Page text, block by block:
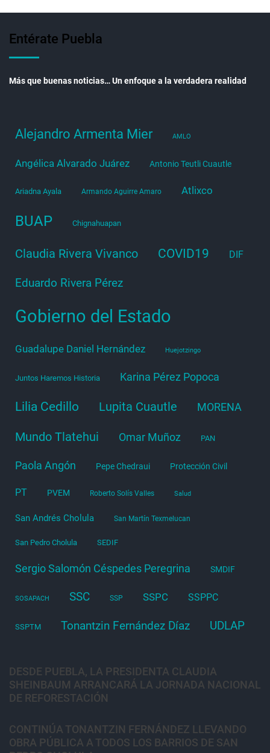
Entérate Puebla
Más que buenas noticias… Un enfoque a la verdadera realidad
Alejandro Armenta Mier AMLO
Angélica Alvarado Juárez Antonio Teutli Cuautle
Ariadna Ayala Armando Aguirre Amaro Atlixco
BUAP Chignahuapan
Claudia Rivera Vivanco COVID19 DIF
Eduardo Rivera Pérez
Gobierno del Estado
Guadalupe Daniel Hernández Huejotzingo
Juntos Haremos Historia Karina Pérez Popoca
Lilia Cedillo Lupita Cuautle MORENA
Mundo Tlatehui Omar Muñoz PAN
Paola Angón Pepe Chedraui Protección Civil
PT PVEM Roberto Solís Valles Salud
San Andrés Cholula San Martín Texmelucan
San Pedro Cholula SEDIF
Sergio Salomón Céspedes Peregrina SMDIF
SOSAPACH SSC SSP SSPC SSPPC
SSPTM Tonantzin Fernández Díaz UDLAP
DESDE PUEBLA, LA PRESIDENTA CLAUDIA
SHEINBAUM ARRANCARÁ LA JORNADA NACIONAL
DE REFORESTACIÓN
CONTINÚA TONANTZIN FERNÁNDEZ LLEVANDO
OBRA PÚBLICA A TODOS LOS BARRIOS DE SAN